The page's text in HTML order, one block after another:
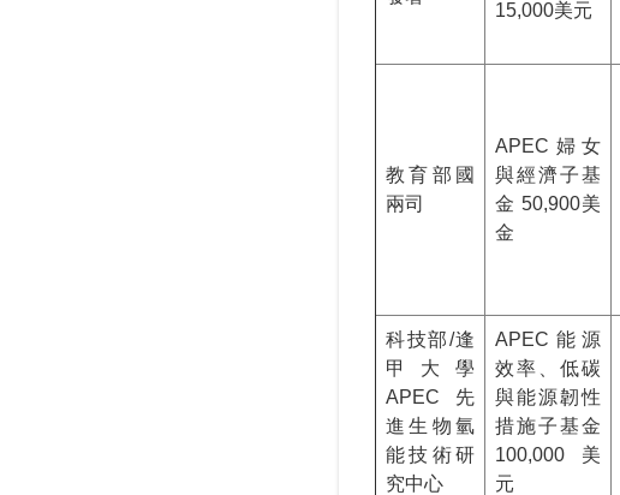
15,000美元
教育部國
兩司
APEC婦女
與經濟子基
金 50,900美
金
科技部/逢
甲大學
APEC先
進生物氫
能技術研
究中心
APEC能源
效率、低碳
與能源韌性
措施子基金
100,000美
元